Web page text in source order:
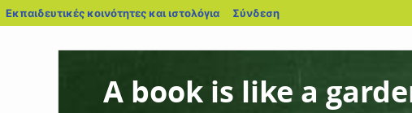
Εκπαιδευτικές κοινότητες και ιστολόγια Σύνδεση
A book is like a